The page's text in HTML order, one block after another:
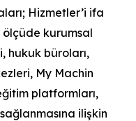
Hizmetler’i ifa
kurumsal
hukuk büroları,
My Machin
platformları,
ilişkin